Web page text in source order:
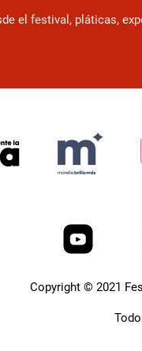
el festival, pláticas,
Copyright © 2021